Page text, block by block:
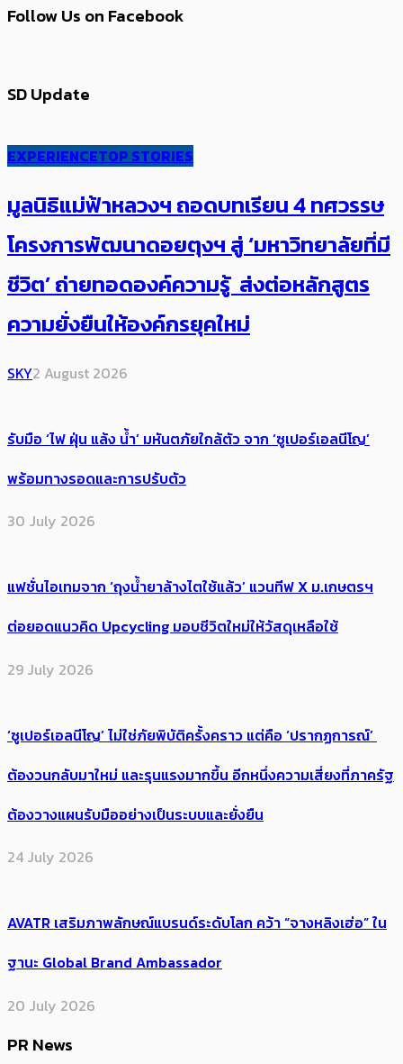
Follow Us on Facebook
SD Update
EXPERIENCETOP STORIES
มูลนิธิแม่ฟ้าหลวงฯ ถอดบทเรียน 4 ทศวรรษ
โครงการพัฒนาดอยตุงฯ สู่ ‘มหาวิทยาลัยที่มี
ชีวิต’ ถ่ายทอดองค์ความรู้ ส่งต่อหลักสูตร
ความยั่งยืนให้องค์กรยุคใหม่
SKY2 August 2026
รับมือ ‘ไฟ ฝุ่น แล้ง น้ำ’ มหันตภัยใกล้ตัว จาก ‘ซูเปอร์เอลนีโญ’
พร้อมทางรอดและการปรับตัว
30 July 2026
แฟชั่นไอเทมจาก ‘ถุงน้ำยาล้างไตใช้แล้ว’ แวนทีฟ X ม.เกษตรฯ
ต่อยอดแนวคิด Upcycling มอบชีวิตใหม่ให้วัสดุเหลือใช้
29 July 2026
‘ซูเปอร์เอลนีโญ’ ไม่ใช่ภัยพิบัติครั้งคราว แต่คือ ‘ปรากฏการณ์’ ​
ต้อง​วนกลับมาใหม่ และรุนแรงมากขึ้น อีกหนึ่งความเสี่ยงที่ภาครัฐ
ต้องวางแผนรับมืออย่างเป็นระบบและยั่งยืน
24 July 2026
AVATR เสริมภาพลักษณ์แบรนด์ระดับโลก คว้า “จางหลิงเฮ่อ” ใน
ฐานะ Global Brand Ambassador
20 July 2026
PR News